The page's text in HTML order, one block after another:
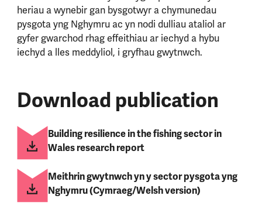
heriau a wynebir gan bysgotwyr a chymunedau
pysgota yng Nghymru ac yn nodi dulliau ataliol ar
gyfer gwarchod rhag effeithiau ar iechyd a hybu
iechyd a lles meddyliol, i gryfhau gwytnwch.
Download publication
Building resilience in the fishing sector in
Wales research report
Meithrin gwytnwch yn y sector pysgota yng
Nghymru (Cymraeg/Welsh version)